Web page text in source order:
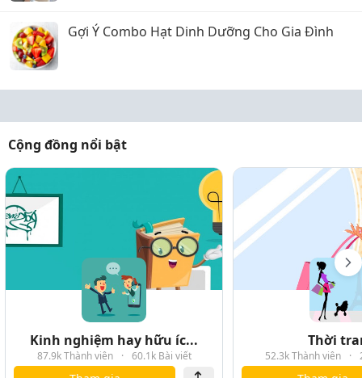
Gợi Ý Combo Hạt Dinh Dưỡng Cho Gia Đình
Cộng đồng nổi bật
Kinh nghiệm hay hữu íc...
87.9k Thành viên · 60.1k Bài viết
Thời
52.3k Thành viên ·